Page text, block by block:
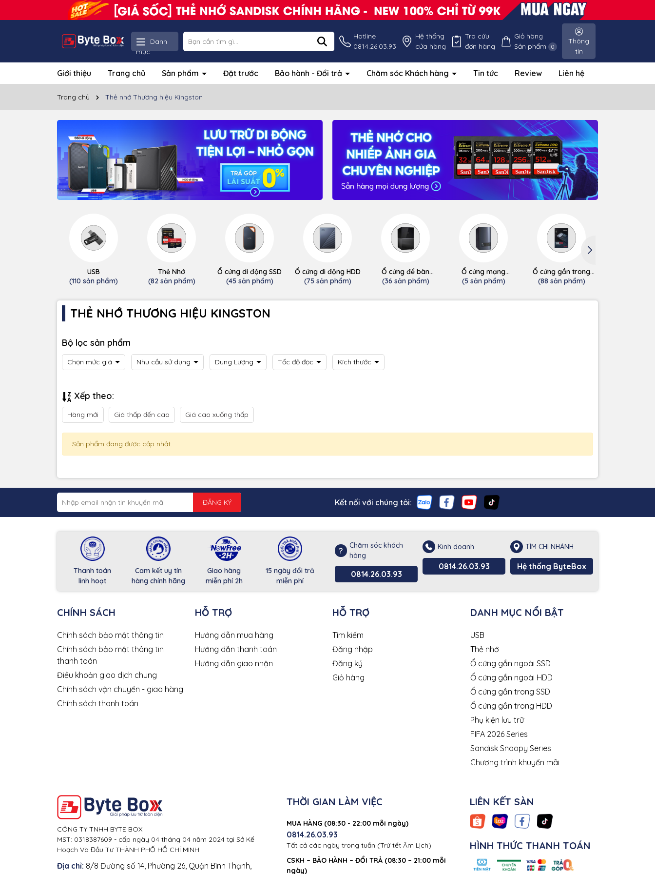
Danh
mục
Hotline
0814.26.03.93
Hệ thống
cửa hàng
Tra cứu
đơn hàng
Giỏ hàng
Sản phẩm 0
Thông
tin
Giới thiệu Trang chủ Sản phẩm Đặt trước Bảo hành - Đổi trả Chăm sóc Khách hàng Tin tức Review Liên hệ
Trang chủ Thẻ nhớ Thương hiệu Kingston
USB
(110 sản phẩm)
Thẻ Nhớ
(82 sản phẩm)
Ổ cứng di động SSD
(45 sản phẩm)
Ổ cứng di động HDD
(75 sản phẩm)
Ổ cứng để bàn
(desktop)
(36 sản phẩm)
Ổ cứng mạng
(NAS/Cloud)
(5 sản phẩm)
Ổ cứng gắn trong
SSD
(88 sản phẩm)
THẺ NHỚ THƯƠNG HIỆU KINGSTON
Bộ lọc sản phẩm
Chọn mức giá Nhu cầu sử dụng Dung Lượng Tốc độ đọc Kích thước
Xếp theo:
Hàng mới Giá thấp đến cao Giá cao xuống thấp
Sản phẩm đang được cập nhật.
ĐĂNG KÝ Kết nối với chúng tôi:
Thanh toán
linh hoạt
Cam kết uy tín
hàng chính hãng
Giao hàng
miễn phí 2h
15 ngày đổi trả
miễn phí
Chăm sóc khách
hàng
0814.26.03.93
Kinh doanh
0814.26.03.93
TÌM CHI NHÁNH
Hệ thống ByteBox
CHÍNH SÁCH
Chính sách bảo mật thông tin
Chính sách bảo mật thông tin
thanh toán
Điều khoản giao dịch chung
Chính sách vận chuyển - giao hàng
Chính sách thanh toán
HỖ TRỢ
Hướng dẫn mua hàng
Hướng dẫn thanh toán
Hướng dẫn giao nhận
HỖ TRỢ
Tìm kiếm
Đăng nhập
Đăng ký
Giỏ hàng
DANH MỤC NỔI BẬT
USB
Thẻ nhớ
Ổ cứng gắn ngoài SSD
Ổ cứng gắn ngoài HDD
Ổ cứng gắn trong SSD
Ổ cứng gắn trong HDD
Phụ kiện lưu trữ
FIFA 2026 Series
Sandisk Snoopy Series
Chương trình khuyến mãi
CÔNG TY TNHH BYTE BOX
MST: 0318387609 - cấp ngày 04 tháng 04 năm 2024 tại Sở Kế
Hoạch Và Đầu Tư THÀNH PHỐ HỒ CHÍ MINH
Địa chỉ: 8/8 Đường số 14, Phường 26, Quận Bình Thạnh,
THỜI GIAN LÀM VIỆC
MUA HÀNG (08:30 - 22:00 mỗi ngày)
0814.26.03.93
Tất cả các ngày trong tuần (Trừ tết Âm Lịch)
CSKH – BẢO HÀNH – ĐỔI TRẢ (08:30 – 21:00 mỗi
ngày)
LIÊN KẾT SÀN
HÌNH THỨC THANH TOÁN